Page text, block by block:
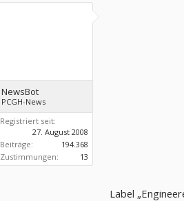
NewsBot
PCGH-News
Registriert seit:
27. August 2008
Beiträge:
194.368
Zustimmungen:
13
Label